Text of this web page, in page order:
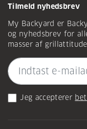
Tilmeld nyhedsbrev
My Backyard er
og nyhedsbrev for
masser af
Jeg accepterer